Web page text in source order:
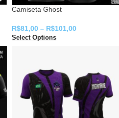
Camiseta Ghost
R$81,00 – R$101,00
Select Options